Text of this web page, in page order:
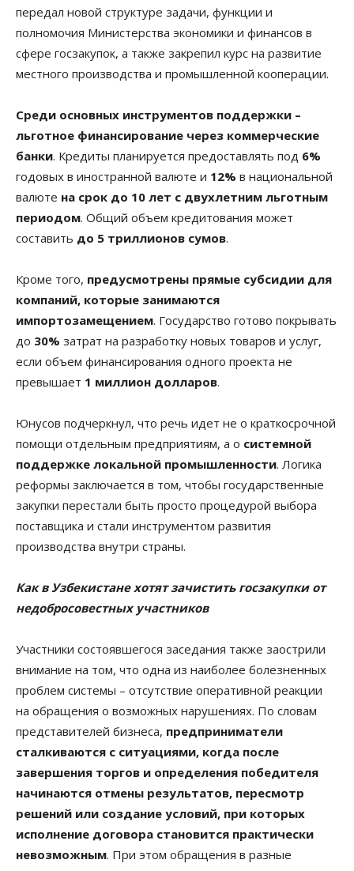
передал новой структуре задачи, функции и
полномочия Министерства экономики и финансов в
сфере госзакупок, а также закрепил курс на развитие
местного производства и промышленной кооперации.
Среди основных инструментов поддержки –
льготное финансирование через коммерческие
банки. Кредиты планируется предоставлять под 6%
годовых в иностранной валюте и 12% в национальной
валюте на срок до 10 лет с двухлетним льготным
периодом. Общий объем кредитования может
составить до 5 триллионов сумов.
Кроме того, предусмотрены прямые субсидии для
компаний, которые занимаются
импортозамещением. Государство готово покрывать
до 30% затрат на разработку новых товаров и услуг,
если объем финансирования одного проекта не
превышает 1 миллион долларов.
Юнусов подчеркнул, что речь идет не о краткосрочной
помощи отдельным предприятиям, а о системной
поддержке локальной промышленности. Логика
реформы заключается в том, чтобы государственные
закупки перестали быть просто процедурой выбора
поставщика и стали инструментом развития
производства внутри страны.
Как в Узбекистане хотят зачистить госзакупки от
недобросовестных участников
Участники состоявшегося заседания также заострили
внимание на том, что одна из наиболее болезненных
проблем системы – отсутствие оперативной реакции
на обращения о возможных нарушениях. По словам
представителей бизнеса, предприниматели
сталкиваются с ситуациями, когда после
завершения торгов и определения победителя
начинаются отмены результатов, пересмотр
решений или создание условий, при которых
исполнение договора становится практически
невозможным. При этом обращения в разные